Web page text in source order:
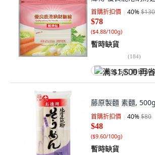
首購折扣價 40%$130
$78
($4.88/100g)
暫時缺貨
(184)
满 $1,500 再省
藤原製麵 素麵,
首購折扣價 40%$80
$48
($9.60/100g)
暫時缺貨